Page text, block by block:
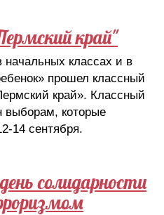
край"
начальных классах и в
прошел классный
край». Классный
выборам, которые
14 сентября.
солидарности